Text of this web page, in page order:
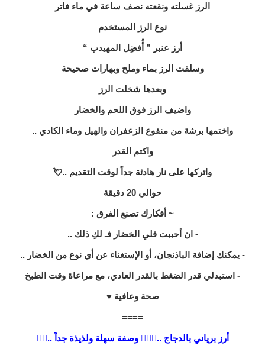
الرز غسلته ونقعته نصف ساعة في ماء فاتر
نوع الرز المستخدم
أرز عنبر ” أُفضِل المهيدب “
وسلقت الرز بماء وملح وبهارات صحيحة
وبعدها شخلت الرز
واضيف الرز فوق اللحم والخضار
واختمها برشة من منقوع الزعفران والهيل وماء الكادي ..
واكتم القدر
واتركها على نار هادئة جداً لوقت التقديم ..💘
حوالي 20 دقيقة
~ أفكارك تصنع الفرق :
- ان أحببت قلي الخضار فـ لكِ ذلك ..
- يمكنك إضافة الباذنجان، أو الإستغناء عن أي نوع من الخضار ..
- استبدلي قدر الضغط بالقدر العادي، مع مراعاة وقت الطبخ
صحة وعافية ♥️
====
أرز برياني بالدجاج ..👳🏻‍♂️ وصفة سهلة ولذيذة جداً ..👌🏼